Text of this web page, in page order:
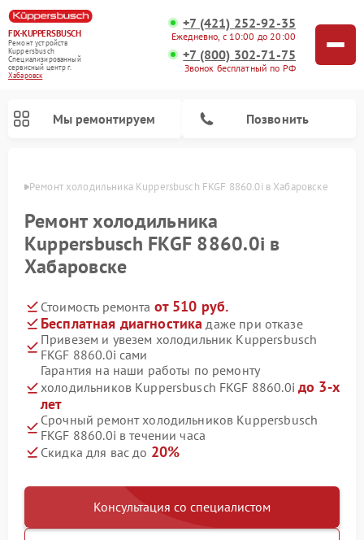
FIX-KUPPERSBUSCH
Ремонт устройств
Kuppersbusch
Специализированный
cервисный центр г.
Хабаровск
+7 (421) 252-92-35
Ежедневно, с 10:00 до 20:00
+7 (800) 302-71-75
Звонок бесплатный по РФ
Мы ремонтируем Позвонить
Ремонт холодильника Kuppersbusch FKGF 8860.0i в Хабаровске
Ремонт холодильника
Kuppersbusch FKGF 8860.0i в
Хабаровске
Стоимость ремонта от 510 руб.
Бесплатная диагностика даже при отказе
Привезем и увезем холодильник Kuppersbusch
FKGF 8860.0i сами
Гарантия на наши работы по ремонту
холодильников Kuppersbusch FKGF 8860.0i до 3-х
лет
Срочный ремонт холодильников Kuppersbusch
FKGF 8860.0i в течении часа
Скидка для вас до 20%
Консультация со специалистом